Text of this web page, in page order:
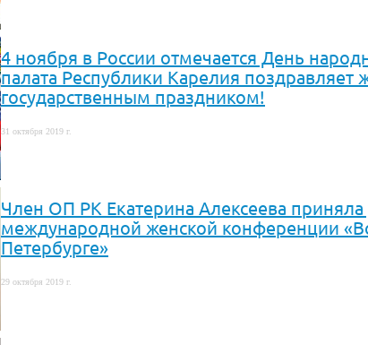
4 ноября в России отмечается День
палата Республики Карелия поздравляет
государственным праздником!
31 октября 2019 г.
Член ОП РК Екатерина Алексеева
международной женской конференции
Петербурге»
29 октября 2019 г.